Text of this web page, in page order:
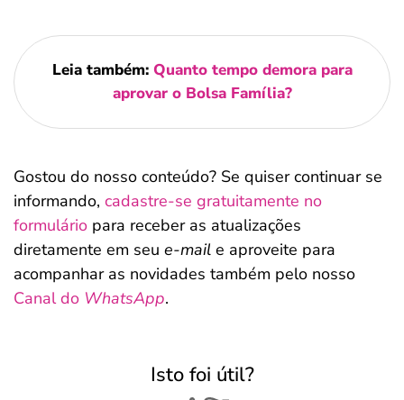
Leia também: Quanto tempo demora para
aprovar o Bolsa Família?
Gostou do nosso conteúdo? Se quiser continuar se
informando, cadastre-se gratuitamente no
formulário para receber as atualizações
diretamente em seu e-mail e aproveite para
acompanhar as novidades também pelo nosso
Canal do WhatsApp.
Isto foi útil?